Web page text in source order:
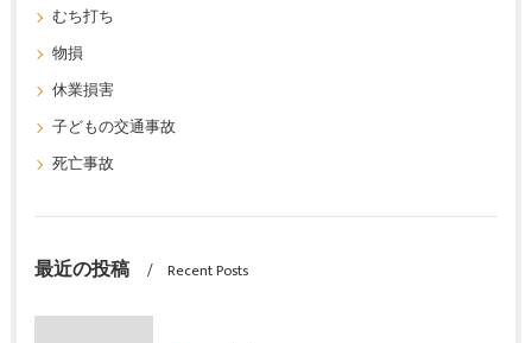
むち打ち
物損
休業損害
子どもの交通事故
死亡事故
最近の投稿 Recent Posts